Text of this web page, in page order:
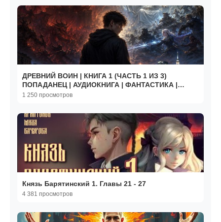
ДРЕВНИЙ ВОИН | КНИГА 1 (ЧАСТЬ 1 ИЗ 3)
ПОПАДАНЕЦ | АУДИОКНИГА | ФАНТАСТИКА |
#аудиокнига #фантастика
1 250 просмотров
Князь Барятинский 1. Главы 21 - 27
4 381 просмотров